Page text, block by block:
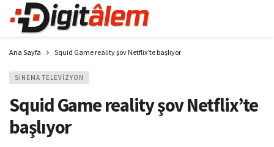
Ana Sayfa Squid Game reality şov Netflix’te başlıyor
SINEMA TELEVIZYON
Squid Game reality şov Netflix’te
başlıyor